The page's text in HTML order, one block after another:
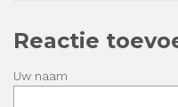
Reactie
Uw naam